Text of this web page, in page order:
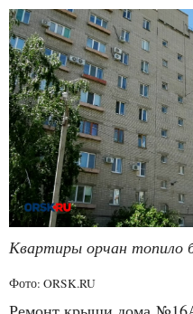
Квартиры орчан топило
Фото: ORSK.RU